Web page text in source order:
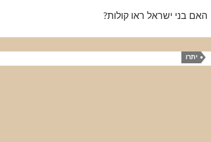
האם בני ישראל ראו קולות?
יתרו